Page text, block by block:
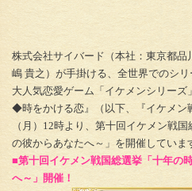
株式会社サイバード（本社：東京都品
嶋 貴之）が手掛ける、全世界でのシ
大人気恋愛ゲーム「イケメンシリー
◆時をかける恋』（以下、『イケメン
（月）12時より、第十回イケメン戦
の彼からあなたへ～」を開催していま
■第十回イケメン戦国総選挙「十年の
へ～」開催！